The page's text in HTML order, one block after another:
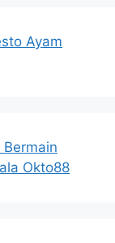
Ayam
Okto88